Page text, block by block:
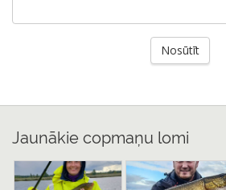
Jaunākie copmaņu lomi